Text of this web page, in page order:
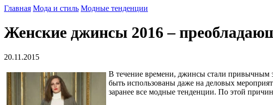
Главная Мода и стиль Модные тенденции
Женские джинсы 2016 –
20.11.2015
В течение времени, джинсы стали привычным
быть использованы даже на деловых
заранее все модные тенденции. По этой